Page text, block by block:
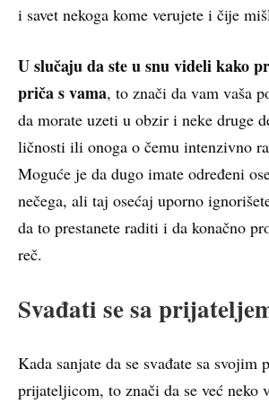
i savet nekoga kome verujete i čije
U slučaju da ste u snu videli kako
priča s vama, to znači da vam vaša
da morate uzeti u obzir i neke druge
ličnosti ili onoga o čemu intenzivno
Moguće je da dugo imate određeni
nečega, ali taj osećaj uporno
da to prestanete raditi i da konačno
reč.
Svađati se sa
Kada sanjate da se svađate sa
prijateljicom, to znači da se već neko